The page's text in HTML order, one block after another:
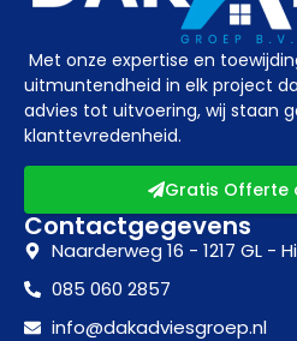
Met onze expertise en
uitmuntendheid in elk project
advies tot uitvoering, wij staan
klanttevredenheid.
Gratis Offerte
Contactgegevens
Naarderweg 16 - 1217 GL -
085 060 2857
info@dakadviesgroep.nl